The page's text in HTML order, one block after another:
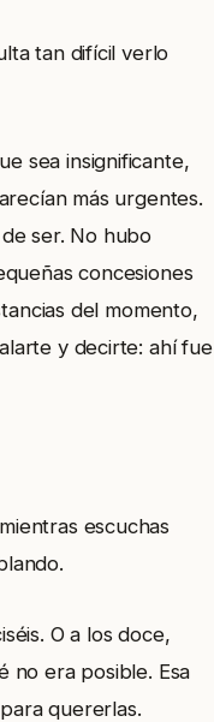
tan difícil verlo
sea insignificante,
más urgentes.
ser. No hubo
concesiones
del momento,
y decirte: ahí fue
escuchas
O a los doce,
no era posible. Esa
quererlas.